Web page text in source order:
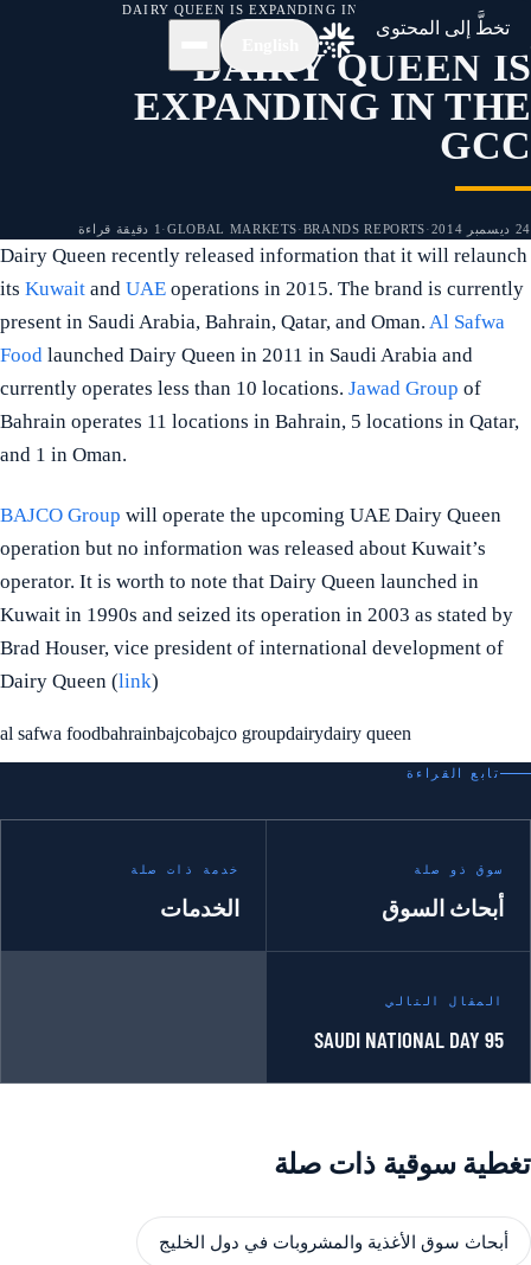
تخطَّ إلى المحتوى
الرئيسية DAIRY QUEEN IS EXPANDING IN THE GCC
DAIRY QUEEN IS
EXPANDING IN THE
GCC
24 ديسمبر 2014 ·
BRANDS REPORTS
·
GLOBAL MARKETS
· 1 دقيقة قراءة
Dairy Queen recently released information that it will relaunch
its Kuwait and UAE operations in 2015. The brand is currently
present in Saudi Arabia, Bahrain, Qatar, and Oman. Al Safwa
Food launched Dairy Queen in 2011 in Saudi Arabia and
currently operates less than 10 locations. Jawad Group of
Bahrain operates 11 locations in Bahrain, 5 locations in Qatar,
and 1 in Oman.
BAJCO Group will operate the upcoming UAE Dairy Queen
operation but no information was released about Kuwait’s
operator. It is worth to note that Dairy Queen launched in
Kuwait in 1990s and seized its operation in 2003 as stated by
Brad Houser, vice president of international development of
Dairy Queen (link)
al safwa foodbahrainbajcobajco groupdairydairy queen
تابع القراءة
سوق ذو صلة
أبحاث السوق
خدمة ذات صلة
الخدمات
المقال التالي
SAUDI NATIONAL DAY 95
تغطية سوقية ذات صلة
أبحاث سوق الأغذية والمشروبات في دول الخليج